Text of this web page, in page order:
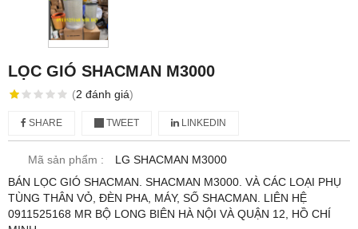
LỌC GIÓ SHACMAN M3000
(2 đánh giá)
SHARE TWEET LINKEDIN
Mã sản phẩm :
LG SHACMAN M3000
BÁN LỌC GIÓ SHACMAN. SHACMAN M3000. VÀ CÁC LOẠI PHỤ
TÙNG THÂN VỎ, ĐÈN PHA, MÁY, SỐ SHACMAN. LIÊN HỆ
0911525168 MR BỘ LONG BIÊN HÀ NỘI VÀ QUẬN 12, HỒ CHÍ